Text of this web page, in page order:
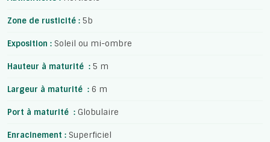
Zone de rusticité : 5b
Exposition : Soleil ou mi-ombre
Hauteur à maturité : 5 m
Largeur à maturité : 6 m
Port à maturité : Globulaire
Enracinement : Superficiel